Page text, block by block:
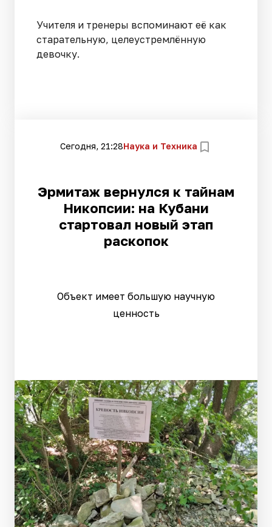
Учителя и тренеры вспоминают её как
старательную, целеустремлённую
девочку.
Сегодня, 21:28Наука и Техника
Эрмитаж вернулся к тайнам
Никопсии: на Кубани
стартовал новый этап
раскопок
Объект имеет большую научную
ценность